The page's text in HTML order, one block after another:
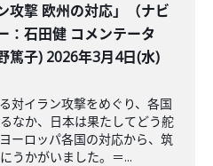
攻撃 欧州の対応」（ナビ
：石田健 コメンテータ
篤子) 2026年3月4日(水)
対イラン攻撃をめぐり、各国
なか、日本は果たしてどう舵
ーロッパ各国の対応から、筑
うかがいました。＝...